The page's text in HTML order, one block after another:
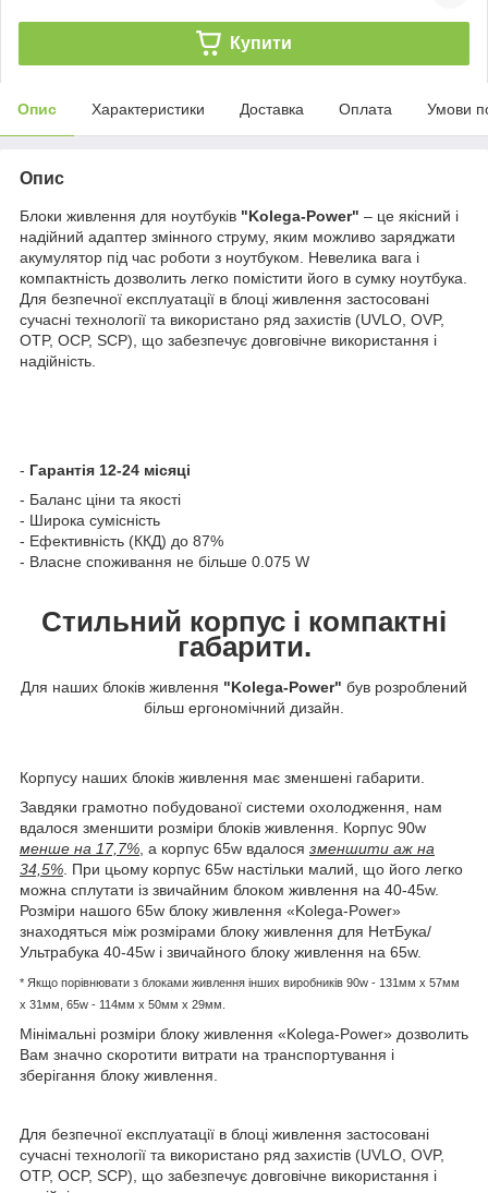
Купити
Опис Характеристики Доставка Оплата Умови
Опис
Блоки живлення для ноутбуків "Kolega-Power" – це якісний і
надійний адаптер змінного струму, яким можливо заряджати
акумулятор під час роботи з ноутбуком. Невелика вага і
компактність дозволить легко помістити його в сумку ноутбука.
Для безпечної експлуатації в блоці живлення застосовані
сучасні технології та використано ряд захистів (UVLO, OVP,
OTP, OCP, SCP), що забезпечує довговічне використання і
надійність.
- Гарантія 12-24 місяці
- Баланс ціни та якості
- Широка сумісність
- Ефективність (ККД) до 87%
- Власне споживання не більше 0.075 W
Стильний корпус і компактні
габарити.
Для наших блоків живлення "Kolega-Power" був розроблений
більш ергономічний дизайн.
Корпусу наших блоків живлення має зменшені габарити.
Завдяки грамотно побудованої системи охолодження, нам
вдалося зменшити розміри блоків живлення. Корпус 90w
менше на 17,7% , а корпус 65w вдалося зменшити аж на
34,5% . При цьому корпус 65w настільки малий, що його легко
можна сплутати із звичайним блоком живлення на 40-45w.
Розміри нашого 65w блоку живлення «Kolega-Power»
знаходяться між розмірами блоку живлення для НетБука/
Ультрабука 40-45w і звичайного блоку живлення на 65w.
* Якщо порівнювати з блоками живлення інших виробників 90w - 131мм x 57мм
x 31мм, 65w - 114мм х 50мм x 29мм.
Мінімальні розміри блоку живлення «Kolega-Power» дозволить
Вам значно скоротити витрати на транспортування і
зберігання блоку живлення.
Для безпечної експлуатації в блоці живлення застосовані
сучасні технології та використано ряд захистів (UVLO, OVP,
OTP, OCP, SCP), що забезпечує довговічне використання і